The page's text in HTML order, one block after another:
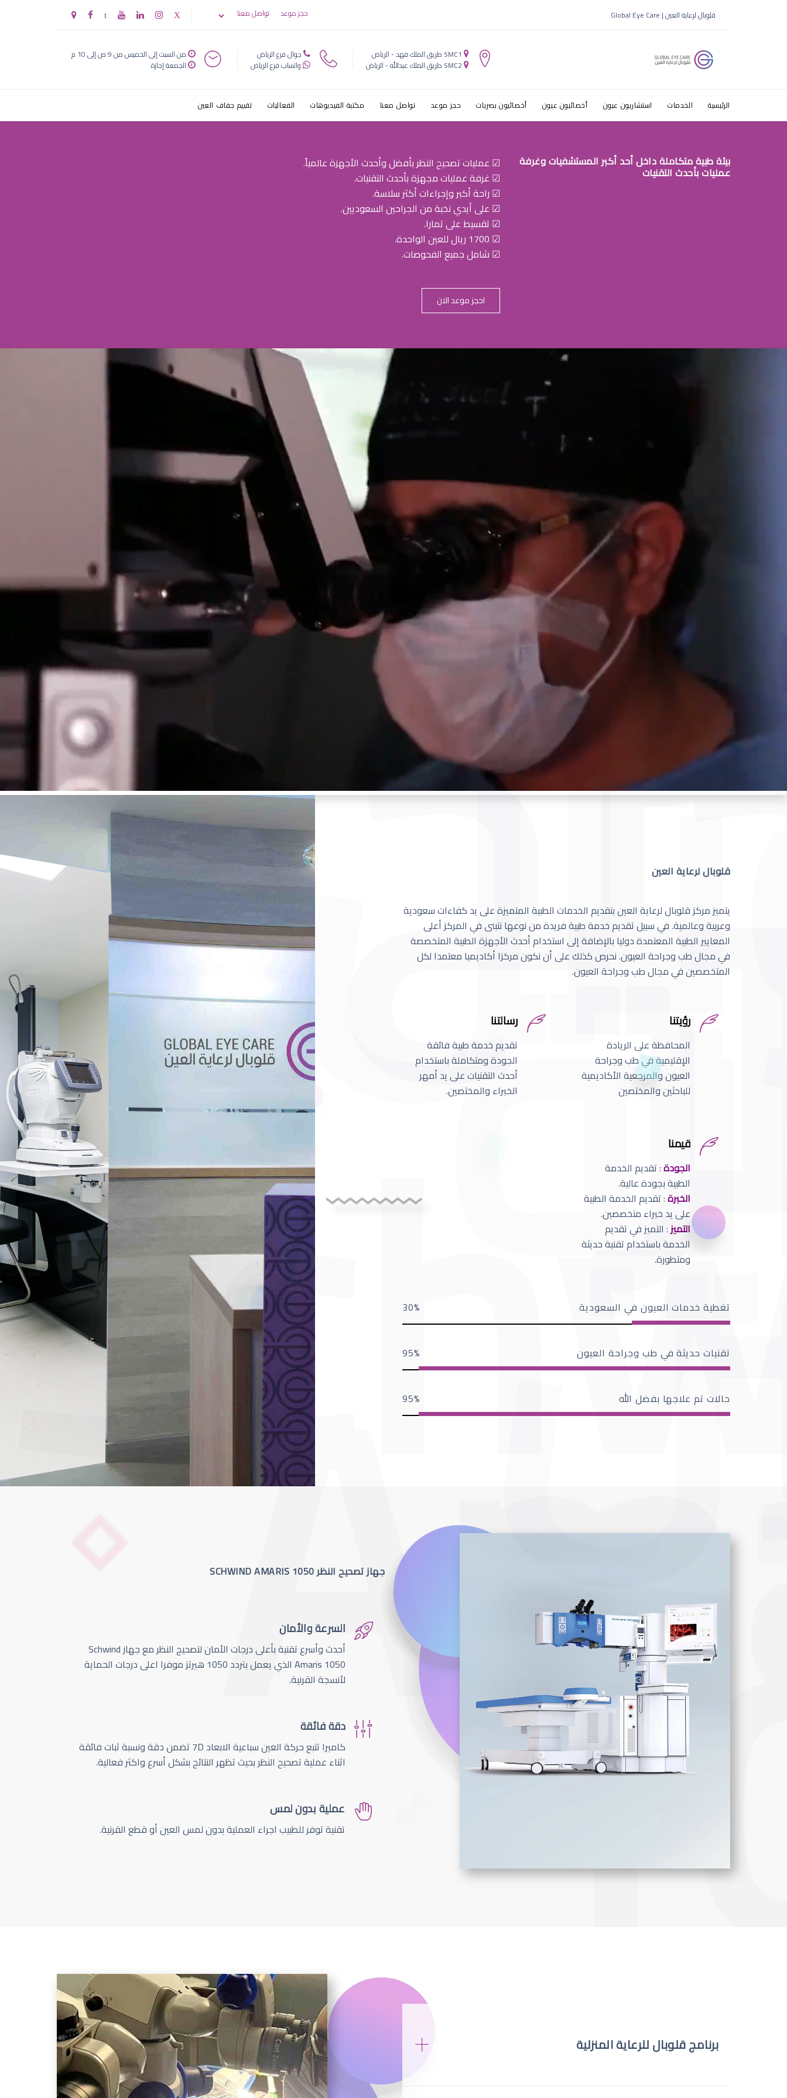
ضعف النظر بعد الولادة القيصرية
قلوبال لرعاية العين | Global Eye Care حجز موعد تواصل معنا
SMC1 طريق الملك فهد - الرياض
SMC2 طريق الملك عبدالله - الرياض
جوال فرع الرياض
واتساب فرع الرياض
من السبت إلى الخميس من 9 ص إلى 10 م
الجمعة إجازة
الرئيسية الخدمات استشاريون عيون أخصائيون عيون أخصائيون بصريات حجز موعد تواصل معنا مكتبة الفيديوهات الفعاليات تقييم جفاف العين
بيئة طبية متكاملة داخل أحد أكبر المستشفيات وغرفة
عمليات بأحدث التقنيات
☑ عمليات تصحيح النظر بأفضل وأحدث الأجهزة عالمياً.
☑ غرفة عمليات مجهزة بأحدث التقنيات.
☑ راحة أكبر وإجراءات أكثر سلاسة.
☑ على أيدي نخبة من الجراحين السعوديين.
☑ تقسيط على تمارا.
☑ 1700 ريال للعين الواحدة.
☑ شامل جميع الفحوصات.
احجز موعد الان
قلوبال لرعاية العين
يتميز مركز قلوبال لرعاية العين بتقديم الخدمات الطبية المتميزة على يد كفاءات سعودية
وعربية وعالمية. في سبيل تقديم خدمة طبية فريدة من نوعها نتبنى في المركز أعلى
المعايير الطبية المعتمدة دوليا بالإضافة إلى استخدام أحدث الأجهزة الطبية المتخصصة
في مجال طب وجراحة العيون. نحرص كذلك على أن نكون مركزا أكاديميا معتمدا لكل
المتخصصين في مجال طب وجراحة العيون.
رؤيتنا
المحافظة على الريادة
الإقليمية في طب وجراحة
العيون والمرجعية الأكاديمية
للباحثين والمختصين
رسالتنا
تقديم خدمة طبية فائقة
الجودة ومتكاملة باستخدام
أحدث التقنيات على يد أمهر
الخبراء والمختصين.
قيمنا
الجودة: تقديم الخدمة
الطبية بجودة عالية.
الخبرة: تقديم الخدمة الطبية
على يد خبراء متخصصين.
التميز: التميز في تقديم
الخدمة باستخدام تقنية حديثة
ومتطورة.
تغطية خدمات العيون في السعودية 30
تقنيات حديثة في طب وجراحة العيون 95
حالات تم علاجها بفضل الله 95
جهاز تصحيح النظر SCHWIND AMARIS 1050
السرعة والأمان
أحدث وأسرع تقنية بأعلى درجات الأمان لتصحيج النظر مع جهاز Schwind
Amaris 1050 الذي يعمل بتردد 1050 هيرتز موفرا اعلى درجات الحماية
لأنسجة القرنية.
دقة فائقة
كاميرا تتبع حركة العين سباعية الابعاد 7D تضمن دقة ونسبة ثبات فائقة
اثناء عملية تصحيح النظر بحيث تظهر النتائج بشكل أسرع واكثر فعالية.
عملية بدون لمس
تقنية توفر للطبيب اجراء العملية بدون لمس العين أو قطع القرنية.
برنامج قلوبال للرعاية المنزلية